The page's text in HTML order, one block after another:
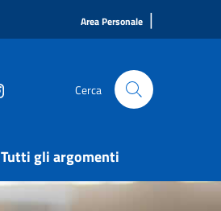
Area Personale |
Cerca
Tutti gli argomenti